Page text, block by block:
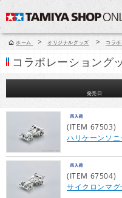
ホーム > オリジナルグッズ > コラ
コラボレーショング
発売日
(ITEM 67503)
ハリケーンソニ
(ITEM 67504)
サイクロンマグ